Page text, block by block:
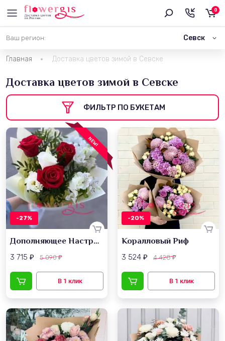
Ваш регион: Севск
0
Главная Доставка цветов зимой в Севске
Доставка цветов зимой в Севске
ФИЛЬТР ПО БУКЕТАМ
NEW!
-27%
Дополняющее Настроение
3 715 ₽ 5 090₽
-20%
Коралловый Риф
3 524 ₽ 4 428₽